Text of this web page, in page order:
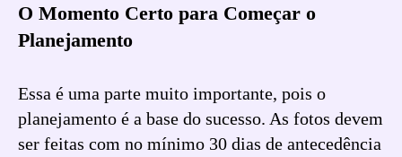
O Momento Certo para Começar o
Planejamento
Essa é uma parte muito importante, pois o
planejamento é a base do sucesso. As fotos devem
ser feitas com no mínimo 30 dias de antecedência